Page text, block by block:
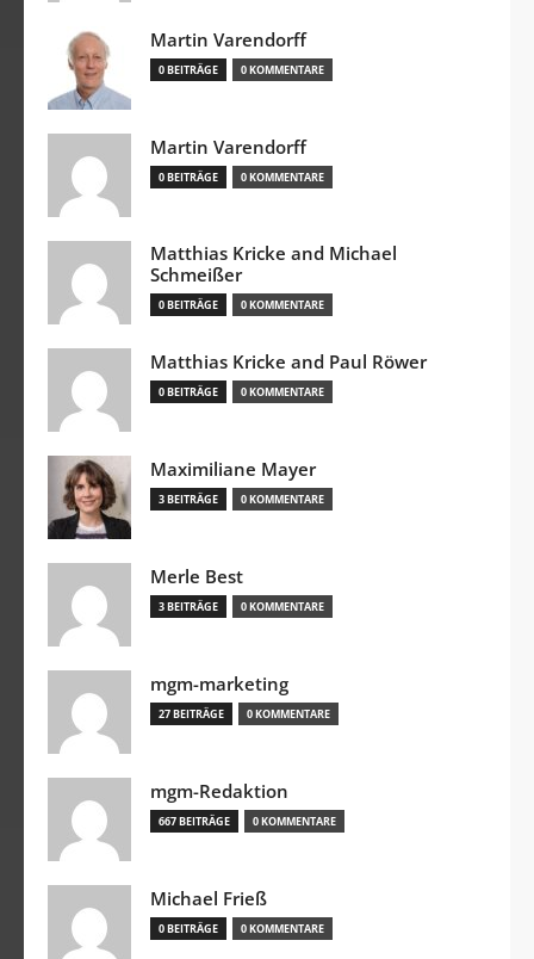
Martin Varendorff
0 BEITRÄGE 0 KOMMENTARE
Martin Varendorff
0 BEITRÄGE 0 KOMMENTARE
Matthias Kricke and Michael
Schmeißer
0 BEITRÄGE 0 KOMMENTARE
Matthias Kricke and Paul Röwer
0 BEITRÄGE 0 KOMMENTARE
Maximiliane Mayer
3 BEITRÄGE 0 KOMMENTARE
Merle Best
3 BEITRÄGE 0 KOMMENTARE
mgm-marketing
27 BEITRÄGE 0 KOMMENTARE
mgm-Redaktion
667 BEITRÄGE 0 KOMMENTARE
Michael Frieß
0 BEITRÄGE 0 KOMMENTARE